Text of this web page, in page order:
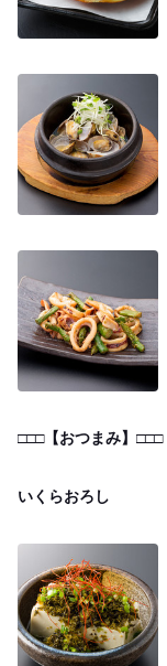
□□□【おつまみ】□□□
いくらおろし